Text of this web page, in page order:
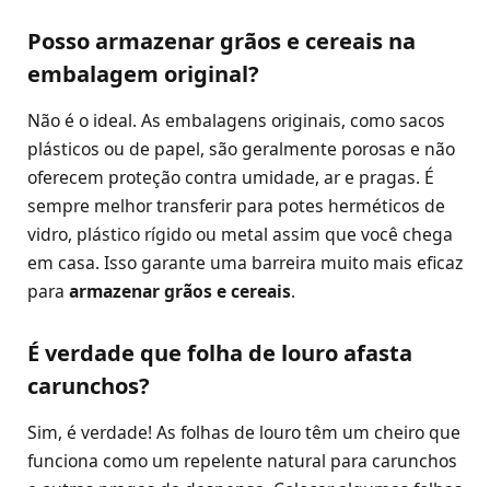
Posso armazenar grãos e cereais na
embalagem original?
Não é o ideal. As embalagens originais, como sacos
plásticos ou de papel, são geralmente porosas e não
oferecem proteção contra umidade, ar e pragas. É
sempre melhor transferir para potes herméticos de
vidro, plástico rígido ou metal assim que você chega
em casa. Isso garante uma barreira muito mais eficaz
para armazenar grãos e cereais.
É verdade que folha de louro afasta
carunchos?
Sim, é verdade! As folhas de louro têm um cheiro que
funciona como um repelente natural para carunchos